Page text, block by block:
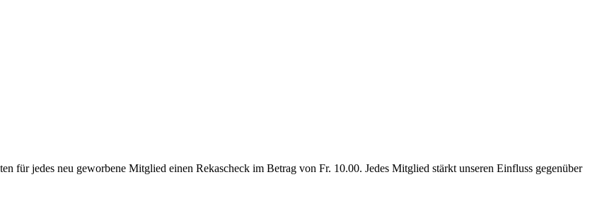
für jedes neu geworbene Mitglied einen Rekascheck im Betrag von Fr. 10.00. Jedes Mitglied stärkt unseren Einfluss gegenüber